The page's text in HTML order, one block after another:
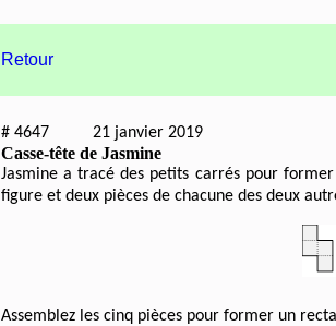
Retour
# 4647 21 janvier 2019
Casse-tête de Jasmine
Jasmine a tracé des petits carrés pour
figure et deux pièces de chacune des deux
Assemblez les cinq pièces pour former un